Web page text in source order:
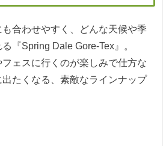
合わせやすく、どんな天候や季
『Spring Dale Gore-Tex』。
ェスに行くのが楽しみで仕方な
たくなる、素敵なラインナップ